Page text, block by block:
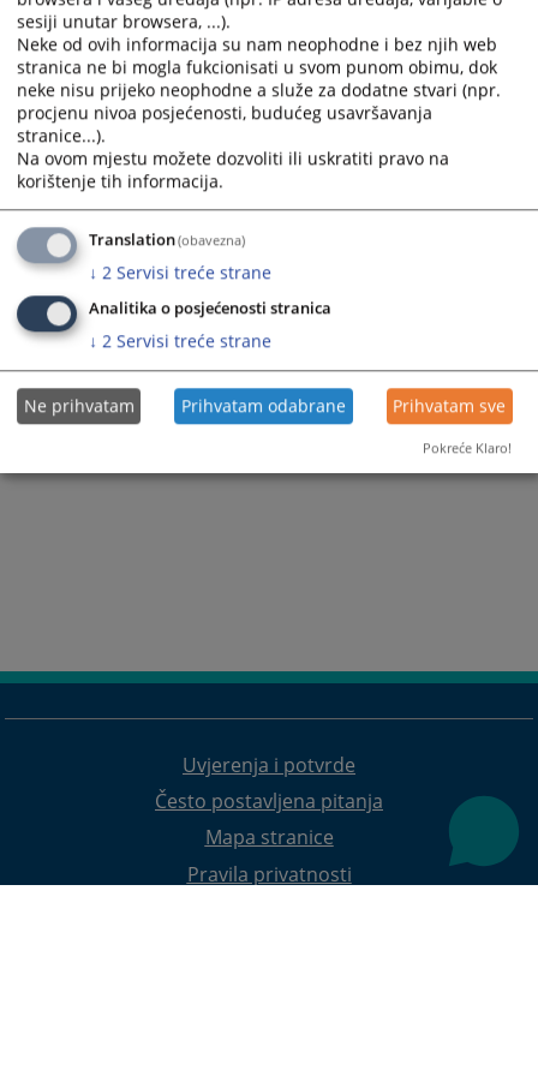
Uvjerenja i potvrde
Često postavljena pitanja
Mapa stranice
Pravila privatnosti
sesiji unutar browsera, ...).
Neke od ovih informacija su nam neophodne i bez njih web
stranica ne bi mogla fukcionisati u svom punom obimu, dok
neke nisu prijeko neophodne a služe za dodatne stvari (npr.
procjenu nivoa posjećenosti, budućeg usavršavanja
stranice...).
Na ovom mjestu možete dozvoliti ili uskratiti pravo na
korištenje tih informacija.
Translation(obavezna)
↓ 2 Servisi treće strane
Analitika o posjećenosti stranica
↓ 2 Servisi treće strane
Ne prihvatam Prihvatam odabrane Prihvatam sve
Pokreće Klaro!